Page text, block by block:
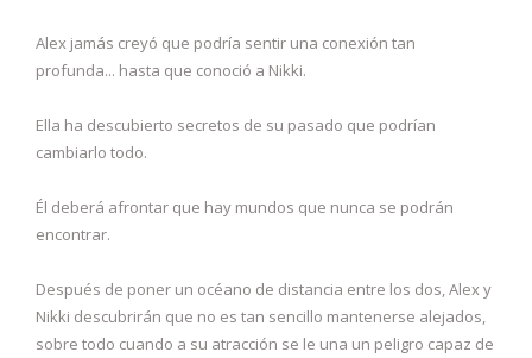
Alex jamás creyó que podría sentir una conexión tan
profunda... hasta que conoció a Nikki.
Ella ha descubierto secretos de su pasado que podrían
cambiarlo todo.
Él deberá afrontar que hay mundos que nunca se podrán
encontrar.
Después de poner un océano de distancia entre los dos, Alex y
Nikki descubrirán que no es tan sencillo mantenerse alejados,
sobre todo cuando a su atracción se le una un peligro capaz de